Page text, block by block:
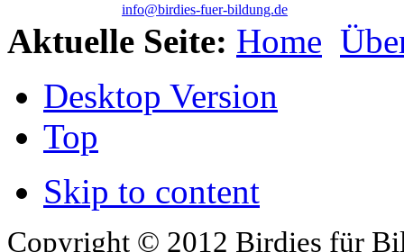
info@birdies-fuer-bildung.de
Aktuelle Seite: Home
Desktop Version
Top
Skip to content
Copyright © 2012 Birdies für